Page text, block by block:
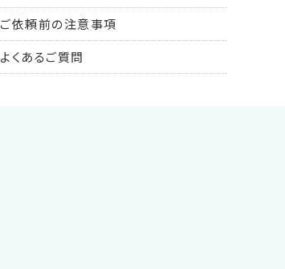
ご依頼前の注意事項
よくあるご質問